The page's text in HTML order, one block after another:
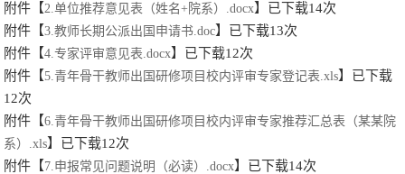
附件【2.单位推荐意见表（姓名+院系）.docx】已下载14次
附件【3.教师长期公派出国申请书.doc】已下载13次
附件【4.专家评审意见表.docx】已下载12次
附件【5.青年骨干教师出国研修项目校内评审专家登记表.xls】已下载
12次
附件【6.青年骨干教师出国研修项目校内评审专家推荐汇总表（某某院
系）.xls】已下载12次
附件【 7.申报常见问题说明（必读）.docx】已下载14次